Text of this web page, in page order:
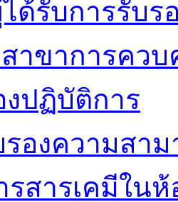
รองความสา
รสารเคมีใน